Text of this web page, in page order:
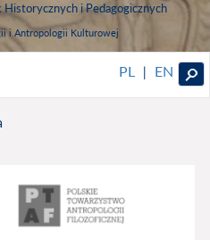
Historycznych i Pedagogicznych
i Antropologii Kulturowej
PL | EN